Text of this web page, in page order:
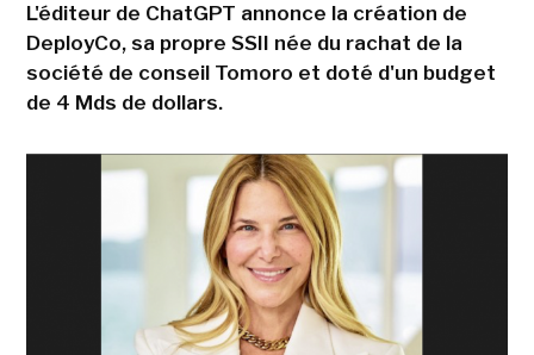
L'éditeur de ChatGPT annonce la création de
DeployCo, sa propre SSII née du rachat de la
société de conseil Tomoro et doté d'un budget
de 4 Mds de dollars.